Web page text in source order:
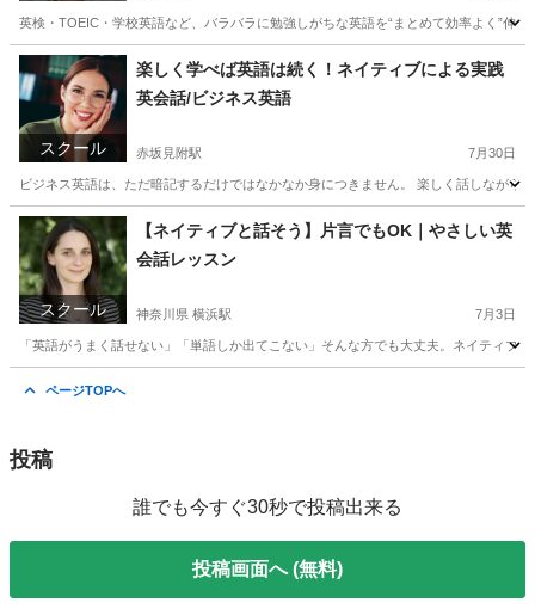
英検・TOEIC・学校英語など、バラバラに勉強しがちな英語を“まとめて効率よく”伸
東京 文京区 東大前駅 予備校 TOEIC
スクール
楽しく学べば英語は続く！ネイティブによる実践
英会話/ビジネス英語
赤坂見附駅 7月30日
ビジネス英語は、ただ暗記するだけではなかなか身につきません。 楽しく話しなが
東京 千代田区 赤坂見附駅 ビジネス英語 ネイティブ
スクール
【ネイティブと話そう】片言でもOK｜やさしい英
会話レッスン
神奈川県 横浜駅 7月3日
「英語がうまく話せない」「単語しか出てこない」そんな方でも大丈夫。ネイティ
ページTOPへ
投稿
誰でも今すぐ30秒で投稿出来る
投稿画面へ (無料)